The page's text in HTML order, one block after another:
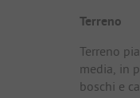
Terreno
Terreno
media, in
boschi e